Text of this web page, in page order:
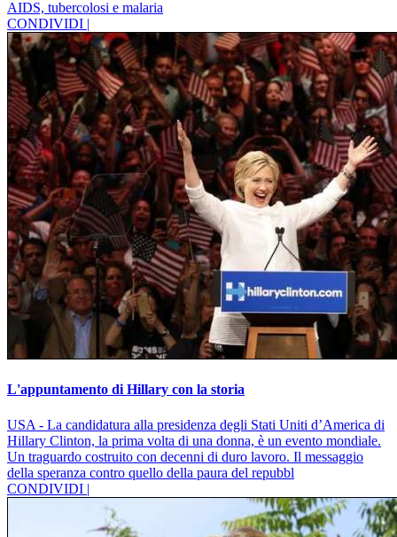
AIDS, tubercolosi e malaria
CONDIVIDI |
L'appuntamento di Hillary con la storia
USA - La candidatura alla presidenza degli Stati Uniti d’America di
Hillary Clinton, la prima volta di una donna, è un evento mondiale.
Un traguardo costruito con decenni di duro lavoro. Il messaggio
della speranza contro quello della paura del repubbl
CONDIVIDI |